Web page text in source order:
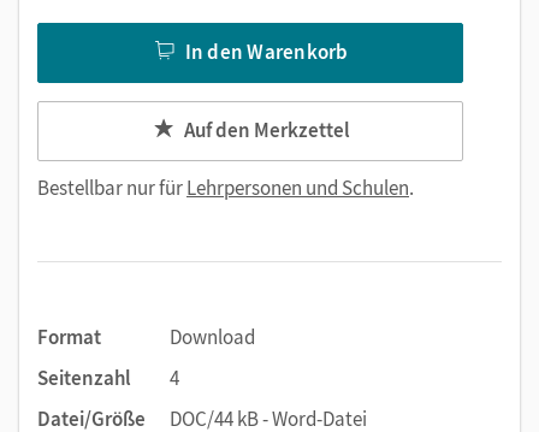
In den Warenkorb
Auf den Merkzettel
Bestellbar nur fürLehrpersonen und Schulen.
Format
Download
Seitenzahl
4
Datei/Größe
DOC/44 kB - Word-Datei